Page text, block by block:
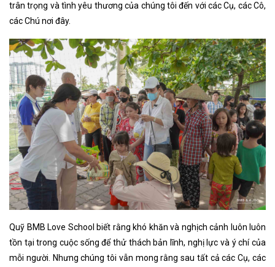
trân trọng và tình yêu thương của chúng tôi đến với các Cụ, các Cô,
các Chú nơi đây.
Quỹ BMB Love School biết rằng khó khăn và nghịch cảnh luôn luôn
tồn tại trong cuộc sống để thử thách bản lĩnh, nghị lực và ý chí của
mỗi người. Nhưng chúng tôi vẫn mong rằng sau tất cả các Cụ, các